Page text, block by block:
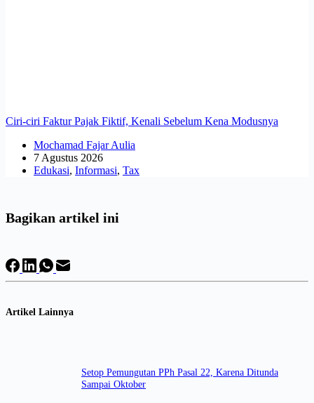
Ciri-ciri Faktur Pajak Fiktif, Kenali Sebelum Kena Modusnya
Mochamad Fajar Aulia
7 Agustus 2026
Edukasi, Informasi, Tax
Bagikan artikel ini
Artikel Lainnya
Setop Pemungutan PPh Pasal 22, Karena Ditunda
Sampai Oktober